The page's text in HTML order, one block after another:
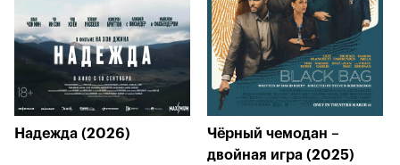
Надежда (2026)
Чёрный чемодан –
двойная игра (2025)